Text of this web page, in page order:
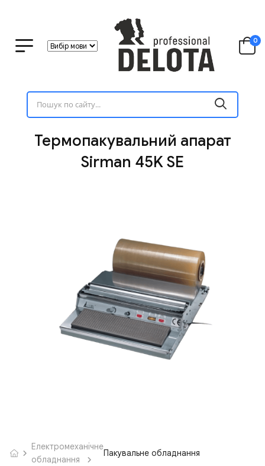
0
Термопакувальний апарат
Sirman 45K SE
Електромеханічне
обладнання
Пакувальне обладнання